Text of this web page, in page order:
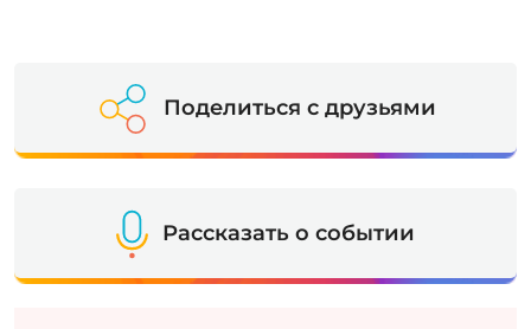
Поделиться с друзьями
Рассказать о событии